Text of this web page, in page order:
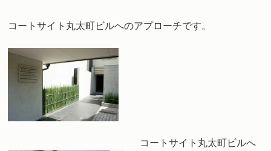
コートサイト丸太町ビルへのアプローチです。
コートサイト丸太町ビルへ